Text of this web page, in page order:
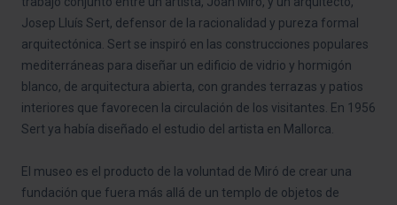
Josep Lluís Sert, defensor de la racionalidad y pureza formal
arquitectónica. Sert se inspiró en las construcciones populares
mediterráneas para diseñar un edificio de vidrio y hormigón
blanco, de arquitectura abierta, con grandes terrazas y patios
interiores que favorecen la circulación de los visitantes. En 1956
Sert ya había diseñado el estudio del artista en Mallorca.
El museo es el producto de la voluntad de Miró de crear una
fundación que fuera más allá de un templo de objetos de